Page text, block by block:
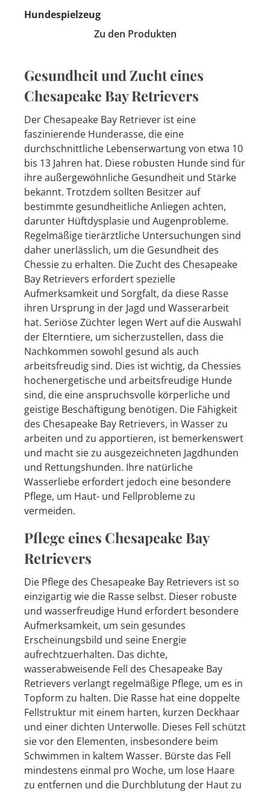
Hundespielzeug
Zu den Produkten
Gesundheit und Zucht eines
Chesapeake Bay Retrievers
Der Chesapeake Bay Retriever ist eine
faszinierende Hunderasse, die eine
durchschnittliche Lebenserwartung von etwa 10
bis 13 Jahren hat. Diese robusten Hunde sind für
ihre außergewöhnliche Gesundheit und Stärke
bekannt. Trotzdem sollten Besitzer auf
bestimmte gesundheitliche Anliegen achten,
darunter Hüftdysplasie und Augenprobleme.
Regelmäßige tierärztliche Untersuchungen sind
daher unerlässlich, um die Gesundheit des
Chessie zu erhalten. Die Zucht des Chesapeake
Bay Retrievers erfordert spezielle
Aufmerksamkeit und Sorgfalt, da diese Rasse
ihren Ursprung in der Jagd und Wasserarbeit
hat. Seriöse Züchter legen Wert auf die Auswahl
der Elterntiere, um sicherzustellen, dass die
Nachkommen sowohl gesund als auch
arbeitsfreudig sind. Dies ist wichtig, da Chessies
hochenergetische und arbeitsfreudige Hunde
sind, die eine anspruchsvolle körperliche und
geistige Beschäftigung benötigen. Die Fähigkeit
des Chesapeake Bay Retrievers, in Wasser zu
arbeiten und zu apportieren, ist bemerkenswert
und macht sie zu ausgezeichneten Jagdhunden
und Rettungshunden. Ihre natürliche
Wasserliebe erfordert jedoch eine besondere
Pflege, um Haut- und Fellprobleme zu
vermeiden.
Pflege eines Chesapeake Bay
Retrievers
Die Pflege des Chesapeake Bay Retrievers ist so
einzigartig wie die Rasse selbst. Dieser robuste
und wasserfreudige Hund erfordert besondere
Aufmerksamkeit, um sein gesundes
Erscheinungsbild und seine Energie
aufrechtzuerhalten. Das dichte,
wasserabweisende Fell des Chesapeake Bay
Retrievers verlangt regelmäßige Pflege, um es in
Topform zu halten. Die Rasse hat eine doppelte
Fellstruktur mit einem harten, kurzen Deckhaar
und einer dichten Unterwolle. Dieses Fell schützt
sie vor den Elementen, insbesondere beim
Schwimmen in kaltem Wasser. Bürste das Fell
mindestens einmal pro Woche, um lose Haare
zu entfernen und die Durchblutung der Haut zu